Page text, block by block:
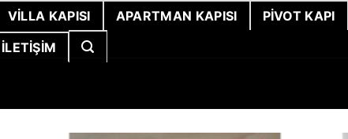
VILLA KAPISI APARTMAN KAPISI PIVOT KAPI
İLETIŞIM